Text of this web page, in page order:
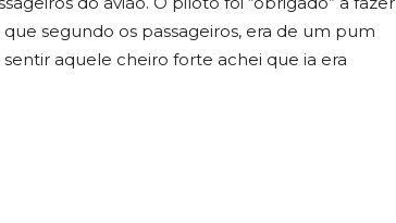
segundo os passageiros, era de um pum
aquele cheiro forte achei que ia era